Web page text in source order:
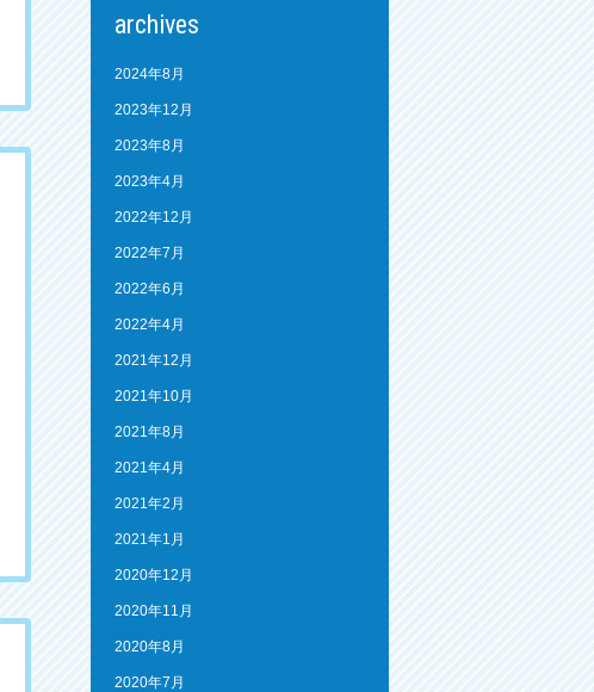
archives
2024年8月
2023年12月
2023年8月
2023年4月
2022年12月
2022年7月
2022年6月
2022年4月
2021年12月
2021年10月
2021年8月
2021年4月
2021年2月
2021年1月
2020年12月
2020年11月
2020年8月
2020年7月